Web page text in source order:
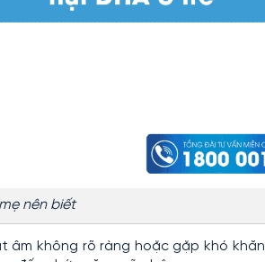
nên biết
không rõ ràng hoặc gặp khó